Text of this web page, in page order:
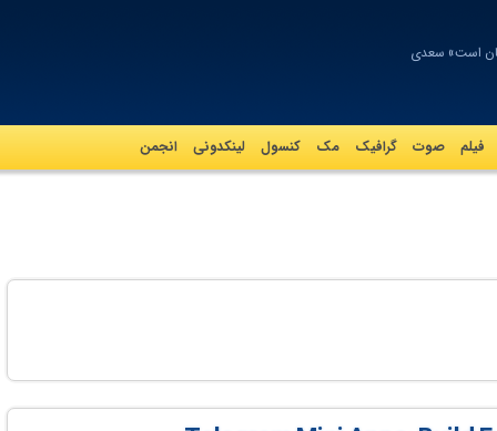
است» سعدی
فیلم صوت گرافيک مک کنسول لینکدونی انجمن